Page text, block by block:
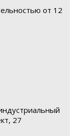
от 12
27